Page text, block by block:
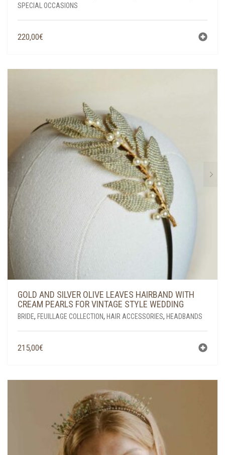
SPECIAL OCCASIONS
220,00€
GOLD AND SILVER OLIVE LEAVES HAIRBAND WITH
CREAM PEARLS FOR VINTAGE STYLE WEDDING
BRIDE, FEUILLAGE COLLECTION, HAIR ACCESSORIES, HEADBANDS
215,00€